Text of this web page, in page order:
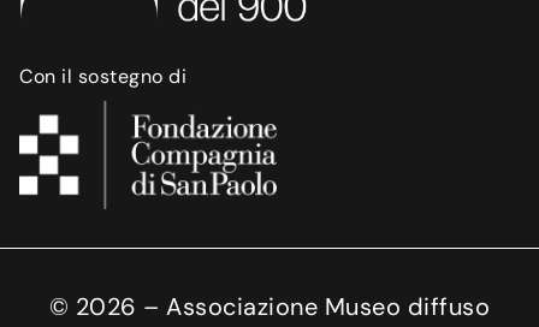
Con il sostegno di
© 2026 – Associazione Museo diffuso